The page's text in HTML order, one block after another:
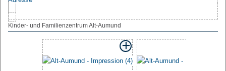
Kinder- und Familienzentrum Alt-Aumund